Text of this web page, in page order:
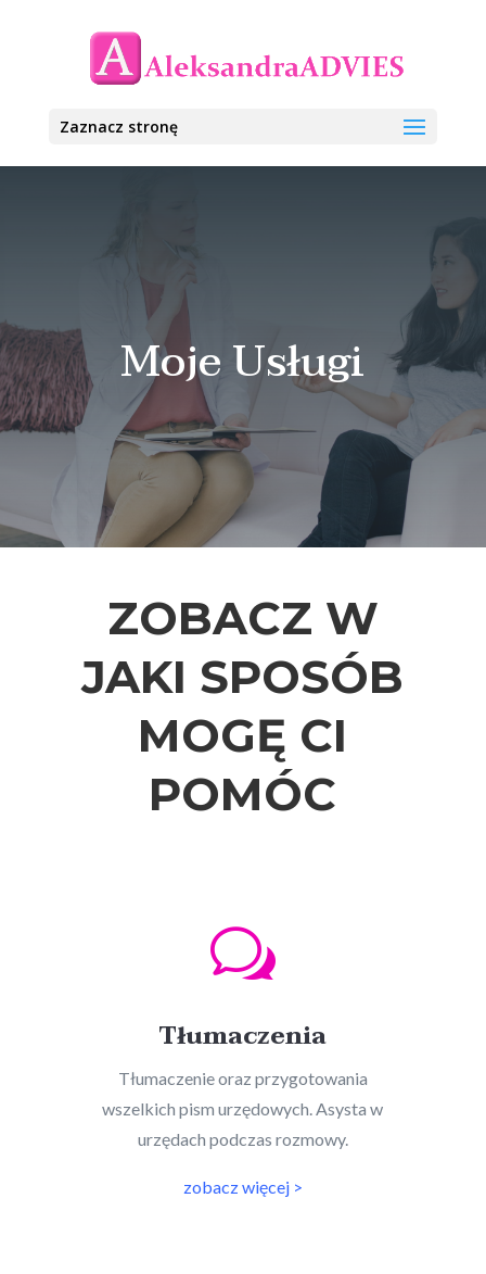
Zaznacz stronę
Moje Usługi
ZOBACZ W
JAKI SPOSÓB
MOGĘ CI
POMÓC
w
Tłumaczenia
Tłumaczenie oraz przygotowania
wszelkich pism urzędowych. Asysta w
urzędach podczas rozmowy.
zobacz więcej >